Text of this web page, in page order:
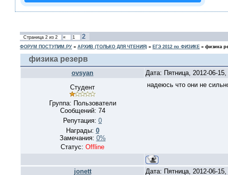
Страница 2 из 2 « 1 2
ФОРУМ ПОСТУПИМ.РУ » АРХИВ (ТОЛЬКО ДЛЯ ЧТЕНИЯ) » ЕГЭ 2012 по ФИЗИКЕ » физика
физика резерв
ovsyan Дата: Пятница, 2012-06-
Студент
Группа: Пользователи
Сообщений: 74
Репутация: 0
Награды: 0
Замечания: 0%
Статус: Offline
надеюсь что они не
jonett Дата: Пятница, 2012-06-